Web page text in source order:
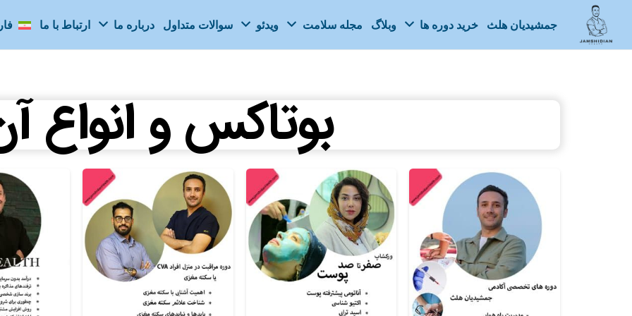
جمشیدیان هلث خرید دوره ها وبلاگ مجله سلامت ویدئو سوالات متداول درباره ما ارتباط با ما
بوتاکس و انواع